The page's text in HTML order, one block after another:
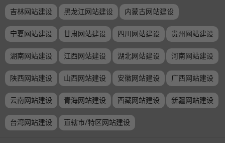
吉林网站建设 黑龙江网站建设 内蒙古网站建设
宁夏网站建设 甘肃网站建设 四川网站建设 贵州网站建设
湖南网站建设 江西网站建设 湖北网站建设 河南网站建设
陕西网站建设 山西网站建设 安徽网站建设 广西网站建设
云南网站建设 青海网站建设 西藏网站建设 新疆网站建设
台湾网站建设 直辖市/特区网站建设